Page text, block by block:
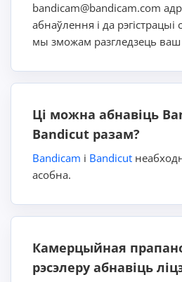
bandicam@bandicam.com
абнаўлення і да
мы зможам разгледзець ваш
Ці можна абнавіць
Bandicut разам?
Bandicam і Bandicut
асобна.
Камерцыйная
рэсэлеру абнавіць